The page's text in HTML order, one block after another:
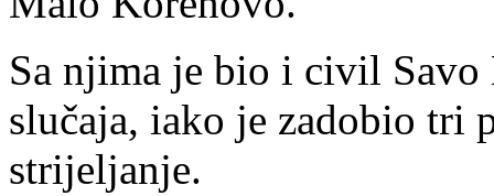
Sa njima je bio i civil
slučaja, iako je zadobio tri
strijeljanje.